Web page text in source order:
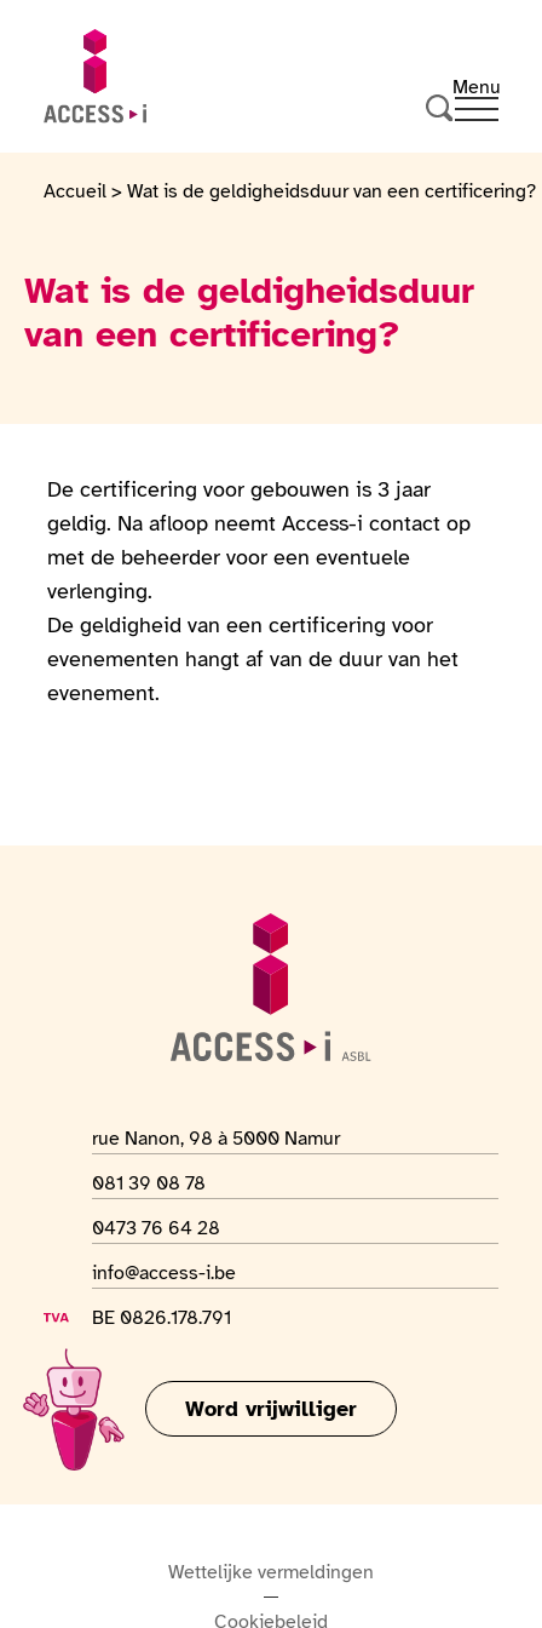
Naar de inhoud gaan
Menu
Ouvrir
Accueil > Wat is de geldigheidsduur van een certificering?
Wat is de geldigheidsduur
van een certificering?
De certificering voor gebouwen is 3 jaar
geldig. Na afloop neemt Access-i contact op
met de beheerder voor een eventuele
verlenging.
De geldigheid van een certificering voor
evenementen hangt af van de duur van het
evenement.
Algemene informatie
Adres van de locatie
rue Nanon, 98 à 5000 Namur
Telefoonnummer
081 39 08 78
Whatsapp-nummer
0473 76 64 28
E-mailadres
info@access-i.be
BTW-nummer
BE 0826.178.791
Word vrijwilliger
Wettelijke vermeldingen
Cookiebeleid